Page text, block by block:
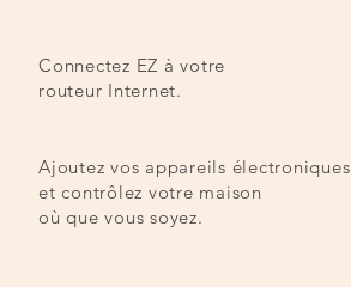
Connectez EZ à votre
routeur Internet.
Ajoutez vos appareils électroniques
et contrôlez votre maison
où que vous soyez.